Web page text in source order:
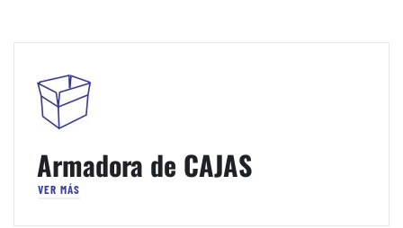
Armadora de CAJAS
VER MÁS